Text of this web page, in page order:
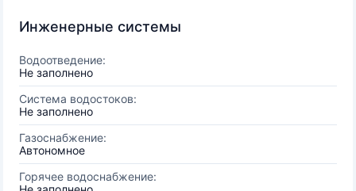
Инженерные системы
Водоотведение:
Не заполнено
Система водостоков:
Не заполнено
Газоснабжение:
Автономное
Горячее водоснабжение: